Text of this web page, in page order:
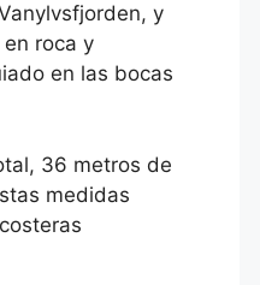
y
roca y
en las bocas
36 metros de
medidas